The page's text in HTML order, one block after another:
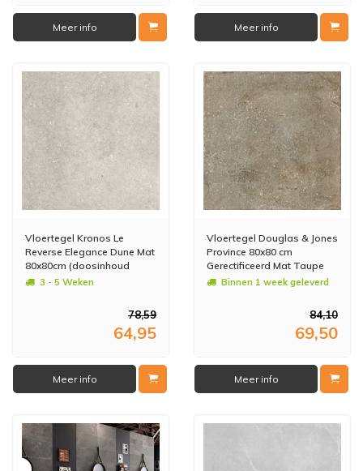
Meer info Meer info
Vloertegel Kronos Le
Reverse Elegance Dune Mat
80x80cm (doosinhoud
1.28m2) (prijs per m2)
3 - 5 Weken
78,59
64,95
Meer info
Vloertegel Douglas & Jones
Province 80x80 cm
Gerectificeerd Mat Taupe
(prijs per m2)
Binnen 1 week geleverd
84,10
69,50
Meer info